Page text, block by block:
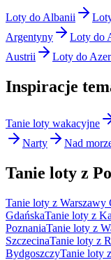
Loty do Albanii
Argentyny
Loty do
Austrii
Loty do
Inspiracje
Tanie loty wakacyjne
Narty
Nad
Tanie loty z
Tanie loty z Warszawy
GdańskaTanie loty z
PoznaniaTanie loty z
SzczecinaTanie loty z
BydgoszczyTanie loty